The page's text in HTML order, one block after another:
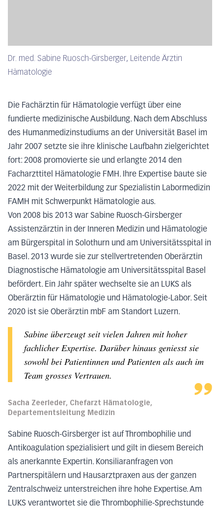
Dr. med. Sabine Ruosch-Girsberger, Leitende Ärztin
Hämatologie
Die Fachärztin für Hämatologie verfügt über eine
fundierte medizinische Ausbildung. Nach dem Abschluss
des Humanmedizinstudiums an der Universität Basel im
Jahr 2007 setzte sie ihre klinische Laufbahn zielgerichtet
fort: 2008 promovierte sie und erlangte 2014 den
Facharzttitel Hämatologie FMH. Ihre Expertise baute sie
2022 mit der Weiterbildung zur Spezialistin Labormedizin
FAMH mit Schwerpunkt Hämatologie aus.
Von 2008 bis 2013 war Sabine Ruosch-Girsberger
Assistenzärztin in der Inneren Medizin und Hämatologie
am Bürgerspital in Solothurn und am Universitätsspital in
Basel. 2013 wurde sie zur stellvertretenden Oberärztin
Diagnostische Hämatologie am Universitätsspital Basel
befördert. Ein Jahr später wechselte sie an LUKS als
Oberärztin für Hämatologie und Hämatologie-Labor. Seit
2020 ist sie Oberärztin mbF am Standort Luzern.
Sabine überzeugt seit vielen Jahren mit hoher
fachlicher Expertise. Darüber hinaus geniesst sie
sowohl bei Patientinnen und Patienten als auch im
Team grosses Vertrauen.
Sacha Zeerleder, Chefarzt Hämatologie,
Departementsleitung Medizin
Sabine Ruosch-Girsberger ist auf Thrombophilie und
Antikoagulation spezialisiert und gilt in diesem Bereich
als anerkannte Expertin. Konsiliaranfragen von
Partnerspitälern und Hausarztpraxen aus der ganzen
Zentralschweiz unterstreichen ihre hohe Expertise. Am
LUKS verantwortet sie die Thrombophilie-Sprechstunde